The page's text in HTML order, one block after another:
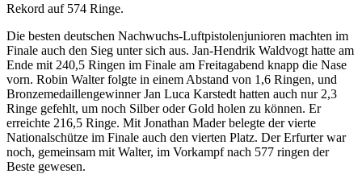
Rekord auf 574 Ringe.
Die besten deutschen Nachwuchs-Luftpistolenjunioren machten im
Finale auch den Sieg unter sich aus. Jan-Hendrik Waldvogt hatte am
Ende mit 240,5 Ringen im Finale am Freitagabend knapp die Nase
vorn. Robin Walter folgte in einem Abstand von 1,6 Ringen, und
Bronzemedaillengewinner Jan Luca Karstedt hatten auch nur 2,3
Ringe gefehlt, um noch Silber oder Gold holen zu können. Er
erreichte 216,5 Ringe. Mit Jonathan Mader belegte der vierte
Nationalschütze im Finale auch den vierten Platz. Der Erfurter war
noch, gemeinsam mit Walter, im Vorkampf nach 577 ringen der
Beste gewesen.